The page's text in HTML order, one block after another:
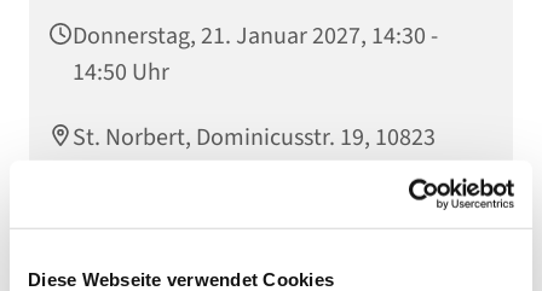
Diese Webseite verwendet Cookies
Donnerstag, 21. Januar 2027, 14:30 -
14:50 Uhr
St. Norbert, Dominicusstr. 19, 10823